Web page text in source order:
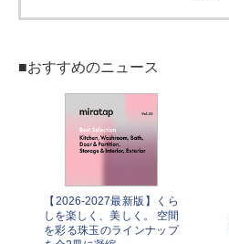
■おすすめのニュース
【2026-2027最新版】くら
しを楽しく、美しく。 空間
を彩る珠玉のラインナップ